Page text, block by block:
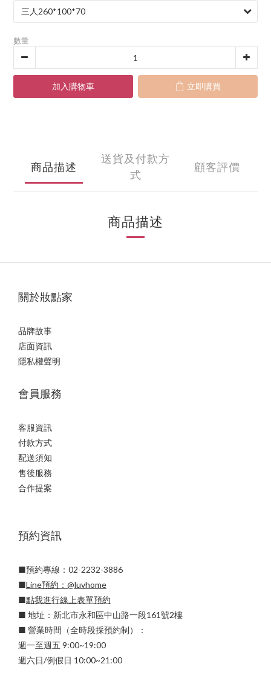
數量
加入購物車 立即購買
商品描述
送貨及付款方
式
顧客評價
商品描述
關於妝點家
品牌故事
店面資訊
隱私權聲明
會員服務
客服資訊
付款方式
配送須知
售後服務
合作提案
預約資訊
■預約專線：02-2232-3886
■Line預約： @luvhome
■點我進行線上表單預約
■ 地址：新北市永和區中山路一段161號2樓
■ 營業時間（全時段採預約制）：
週一至週五 9:00~19:00
週六日/例假日 10:00~21:00